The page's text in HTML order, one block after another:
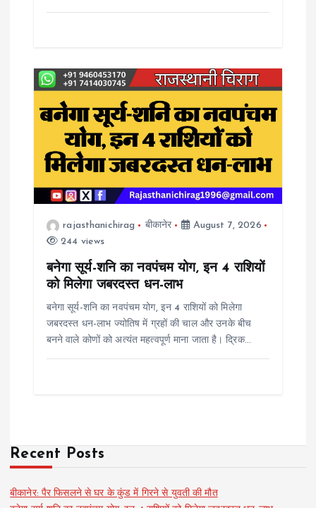
rajasthanichirag बीकानेर
August 7, 2026
244 views
बनेगा सूर्य-शनि का नवपंचम योग, इन 4 राशियों
को मिलेगा जबरदस्त धन-लाभ
बनेगा सूर्य-शनि का नवपंचम योग, इन 4 राशियों को मिलेगा
जबरदस्त धन-लाभ ज्योतिष में ग्रहों की चाल और उनके बीच
बनने वाले कोणों को अत्यंत महत्वपूर्ण माना जाता है। द्रिक…
Recent Posts
बीकानेर: पैर फिसलने से घर के कुंड में गिरने से युवती की मौत